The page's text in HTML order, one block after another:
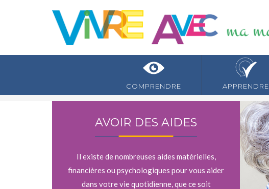
COMPRENDRE APPRENDRE
AVOIR DES AIDES
Il existe de nombreuses aides matérielles,
financières ou psychologiques pour vous aider
dans votre vie quotidienne, que ce soit